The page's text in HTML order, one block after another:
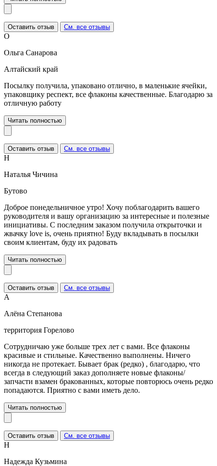
Оставить отзыв См. все отзывы
О
Ольга Санарова
Алтайский край
Посылку получила, упаковано отлично, в маленькие ячейки,
упаковщику респект, все флаконы качественные. Благодарю за
отличную работу
Читать полностью
Оставить отзыв См. все отзывы
Н
Наталья Чичина
Бутово
Доброе понедельничное утро! Хочу поблагодарить вашего
руководителя и вашу организацию за интересные и полезные
инициативы. С последним заказом получила открыточки и
жвачку love is, очень приятно! Буду вкладывать в посылки
своим клиентам, буду их радовать
Читать полностью
Оставить отзыв См. все отзывы
А
Алёна Степанова
территория Горелово
Сотрудничаю уже больше трех лет с вами. Все флаконы
красивые и стильные. Качественно выполнены. Ничего
никогда не протекает. Бывает брак (редко) , благодарю, что
всегда в следующий заказ дополняете новые флаконы/
запчасти взамен бракованных, которые повторюсь очень редко
попадаются. Приятно с вами иметь дело.
Читать полностью
Оставить отзыв См. все отзывы
Н
Надежда Кузьмина